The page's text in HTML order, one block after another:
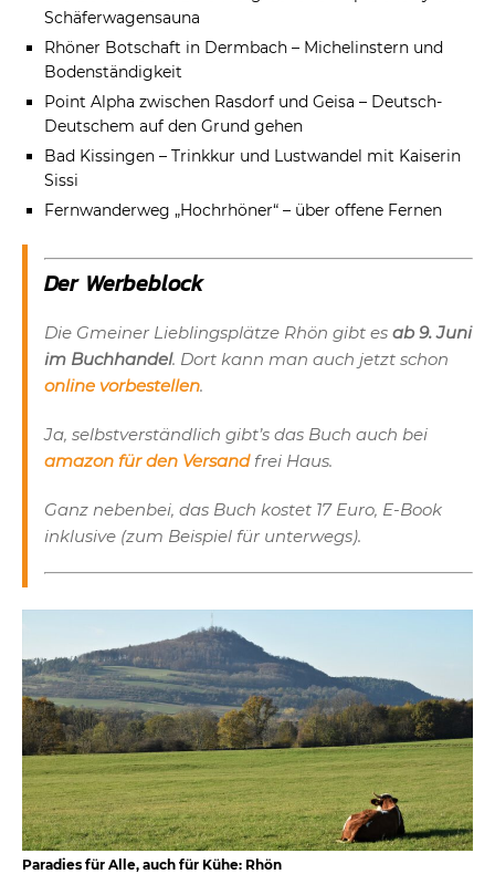
Schäferwagensauna
Rhöner Botschaft in Dermbach – Michelinstern und
Bodenständigkeit
Point Alpha zwischen Rasdorf und Geisa – Deutsch-
Deutschem auf den Grund gehen
Bad Kissingen – Trinkkur und Lustwandel mit Kaiserin
Sissi
Fernwanderweg „Hochrhöner“ – über offene Fernen
Der Werbeblock
Die Gmeiner Lieblingsplätze Rhön gibt es ab 9. Juni
im Buchhandel. Dort kann man auch jetzt schon
online vorbestellen.
Ja, selbstverständlich gibt’s das Buch auch bei
amazon für den Versandfrei Haus.
Ganz nebenbei, das Buch kostet 17 Euro, E-Book
inklusive (zum Beispiel für unterwegs).
Paradies für Alle, auch für Kühe: Rhön